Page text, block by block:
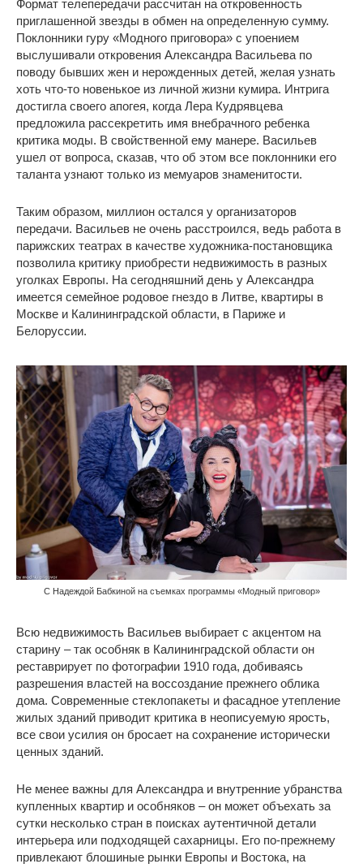
Формат телепередачи рассчитан на откровенность
приглашенной звезды в обмен на определенную сумму.
Поклонники гуру «Модного приговора» с упоением
выслушивали откровения Александра Васильева по
поводу бывших жен и нерожденных детей, желая узнать
хоть что-то новенькое из личной жизни кумира. Интрига
достигла своего апогея, когда Лера Кудрявцева
предложила рассекретить имя внебрачного ребенка
критика моды. В свойственной ему манере. Васильев
ушел от вопроса, сказав, что об этом все поклонники его
таланта узнают только из мемуаров знаменитости.
Таким образом, миллион остался у организаторов
передачи. Васильев не очень расстроился, ведь работа в
парижских театрах в качестве художника-постановщика
позволила критику приобрести недвижимость в разных
уголках Европы. На сегодняшний день у Александра
имеется семейное родовое гнездо в Литве, квартиры в
Москве и Калининградской области, в Париже и
Белоруссии.
С Надеждой Бабкиной на съемках программы «Модный приговор»
Всю недвижимость Васильев выбирает с акцентом на
старину – так особняк в Калининградской области он
реставрирует по фотографии 1910 года, добиваясь
разрешения властей на воссоздание прежнего облика
дома. Современные стеклопакеты и фасадное утепление
жилых зданий приводит критика в неописуемую ярость,
все свои усилия он бросает на сохранение исторически
ценных зданий.
Не менее важны для Александра и внутренние убранства
купленных квартир и особняков – он может объехать за
сутки несколько стран в поисках аутентичной детали
интерьера или подходящей сахарницы. Его по-прежнему
привлекают блошиные рынки Европы и Востока, на